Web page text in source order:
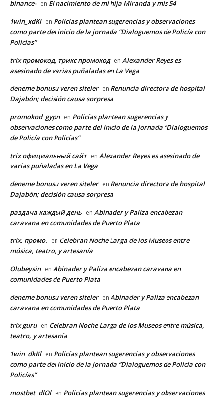
binance- en El nacimiento de mi hija Miranda y mis 54
1win_xdKi en Policías plantean sugerencias y observaciones
como parte del inicio de la jornada “Dialoguemos de Policía con
Policías”
trix промокод, трикс промокод en Alexander Reyes es
asesinado de varias puñaladas en La Vega
deneme bonusu veren siteler en Renuncia directora de hospital
Dajabón; decisión causa sorpresa
promokod_gypn en Policías plantean sugerencias y
observaciones como parte del inicio de la jornada “Dialoguemos
de Policía con Policías”
trix официальный сайт en Alexander Reyes es asesinado de
varias puñaladas en La Vega
deneme bonusu veren siteler en Renuncia directora de hospital
Dajabón; decisión causa sorpresa
раздача каждый день en Abinader y Paliza encabezan
caravana en comunidades de Puerto Plata
trix. промо. en Celebran Noche Larga de los Museos entre
música, teatro, y artesanía
Olubeysin en Abinader y Paliza encabezan caravana en
comunidades de Puerto Plata
deneme bonusu veren siteler en Abinader y Paliza encabezan
caravana en comunidades de Puerto Plata
trix guru en Celebran Noche Larga de los Museos entre música,
teatro, y artesanía
1win_dkKl en Policías plantean sugerencias y observaciones
como parte del inicio de la jornada “Dialoguemos de Policía con
Policías”
mostbet_dlOl en Policías plantean sugerencias y observaciones